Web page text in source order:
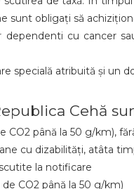
sunt obligați să
dependenti cu cancer
specială atribuită și
Cehă
CO2 până la 50 g/km),
cu dizabilități, atâta
la notificare
CO2 până la 50 g/km)